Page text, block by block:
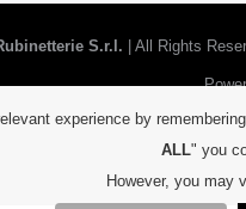
S.r.l. | All Rights
experience by
ALL" you
However, you may